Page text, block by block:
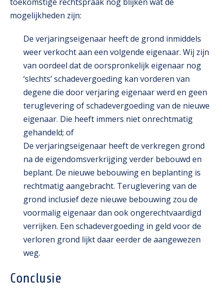
mogelijkheden zijn:
De verjaringseigenaar heeft de grond inmiddels
weer verkocht aan een volgende eigenaar. Wij zijn
van oordeel dat de oorspronkelijk eigenaar nog
‘slechts’ schadevergoeding kan vorderen van
degene die door verjaring eigenaar werd en geen
teruglevering of schadevergoeding van de nieuwe
eigenaar. Die heeft immers niet onrechtmatig
gehandeld; of
De verjaringseigenaar heeft de verkregen grond
na de eigendomsverkrijging verder bebouwd en
beplant. De nieuwe bebouwing en beplanting is
rechtmatig aangebracht. Teruglevering van de
grond inclusief deze nieuwe bebouwing zou de
voormalig eigenaar dan ook ongerechtvaardigd
verrijken. Een schadevergoeding in geld voor de
verloren grond lijkt daar eerder de aangewezen
weg.
Conclusie